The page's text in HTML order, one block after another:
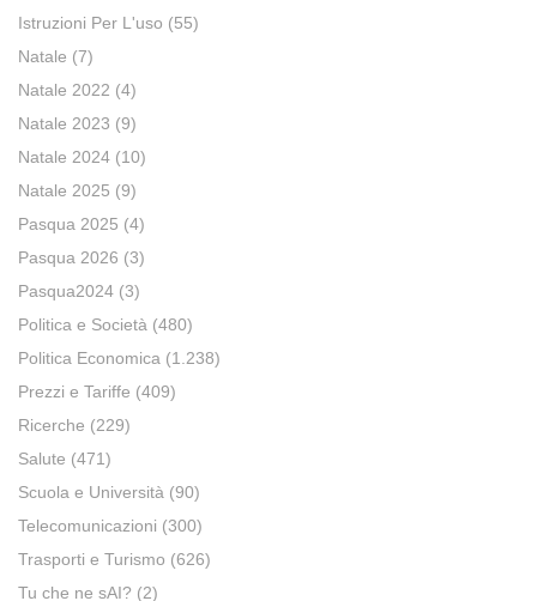
Istruzioni Per L'uso (55)
Natale (7)
Natale 2022 (4)
Natale 2023 (9)
Natale 2024 (10)
Natale 2025 (9)
Pasqua 2025 (4)
Pasqua 2026 (3)
Pasqua2024 (3)
Politica e Società (480)
Politica Economica (1.238)
Prezzi e Tariffe (409)
Ricerche (229)
Salute (471)
Scuola e Università (90)
Telecomunicazioni (300)
Trasporti e Turismo (626)
Tu che ne sAI? (2)